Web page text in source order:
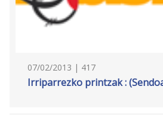
07/02/2013 | 417
Irriparrezko printzak :